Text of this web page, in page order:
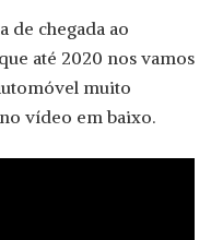
de chegada ao
até 2020 nos vamos
muito
vídeo em baixo.